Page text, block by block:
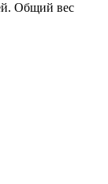
Общий вес